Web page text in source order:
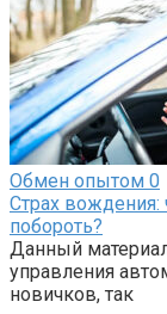
Обмен опытом 0
Страх вождения:
побороть?
Данный
управления
новичков, так